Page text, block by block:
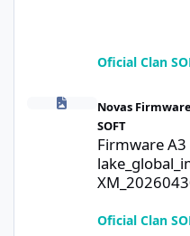
Oficial Clan
Firmware A3 Pro
Novas
SOFT
Firmware A3
Oficial Clan